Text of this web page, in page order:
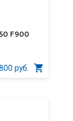
F900
руб.